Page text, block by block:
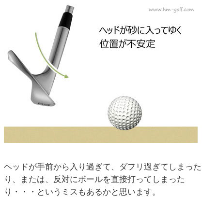
ヘッドが手前から入り過ぎて、ダフリ過ぎてしまった
り、または、反対にボールを直接打ってしまった
り・・・というミスもあるかと思います。